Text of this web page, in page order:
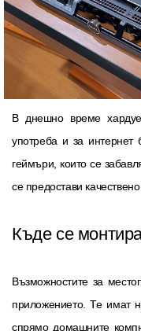
В днешно време
употреба и за интернет
геймъри, които се
се предостави
Къде се
Възможностите за
приложението. Те имат
спрямо домашните